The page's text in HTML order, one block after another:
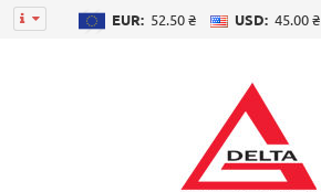
EUR: 52.50 ₴ USD: 45.00 ₴